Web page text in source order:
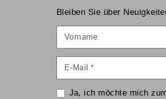
Bleiben Sie über
Ja, ich möchte mich